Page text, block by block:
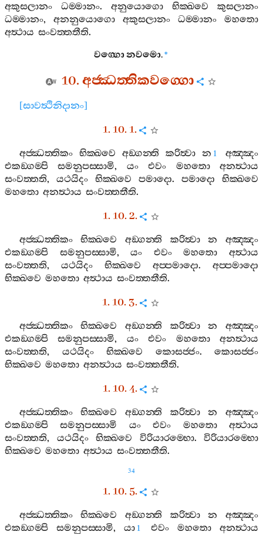
අකුසලානං
ධම‍්මානං. අනුයොගො භික‍්ඛවෙ
කුසලානං
ධම‍්මානං, අනනුයොගො අකුසලානං ධම‍්මානං
මහතො
අත්‍ථාය සංවත‍්තතීති.
වග‍්ගොනවමො.*
10.අජ‍්ඣත‍්තිකවග‍්ගො
[සාවත්‍ථිනිදානං]
1. 10. 1.
අජ‍්ඣත‍්තිකං භික‍්ඛවෙ අඞ‍්ගන‍්ති කරිත්‍වා න 1
අඤ‍්ඤං
එකඞ‍්ගම‍්පි
සමනුපස‍්සාමි, යං එවං මහතො
අනත්‍ථාය
සංවත‍්තති, යථයිදං භික‍්ඛවෙ පමාදො. පමාදො
භික‍්ඛවෙ
මහතො අනත්‍ථාය සංවත‍්තතීති.
1. 10. 2.
අජ‍්ඣත‍්තිකං භික‍්ඛවෙ අඞ‍්ගන‍්ති කරිත්‍වා න
අඤ‍්ඤං
එකඞ‍්ගම‍්පි
සමනුපස‍්සාමි,යං එවං මහතො
අත්‍ථාය
සංවත‍්තති, යථයිදං භික‍්ඛවෙ අප‍්පමාදො. අප‍්පමාදො
භික‍්ඛවෙ මහතො අත්‍ථාය සංවත‍්තතීති.
1. 10. 3.
අජ‍්ඣත‍්තිකං භික‍්ඛවෙ අඞ‍්ගන‍්ති කරිත්‍වා න
අඤ‍්ඤං
එකඞ‍්ගම‍්පි
සමනුපස‍්සාමි, යං එවං මහතො
අනත්‍ථාය
සංවත‍්තති, යථයිදං භික‍්ඛවෙ කොසජ‍්ජං. කොසජ‍්ජං
භික‍්ඛවෙ මහතො අනත්‍ථාය සංවත‍්තතීති.
1. 10. 4.
අජ‍්ඣත‍්තිකං භික‍්ඛවෙ අඞ‍්ගන‍්ති කරිත්‍වා න
අඤ‍්ඤං
එකඞ‍්ගම‍්පි
සමනුපස‍්සාමි යං එවං මහතො
අත්‍ථාය
සංවත‍්තති, යථයිදං භික‍්ඛවෙ විරියාරම‍්භො. විරියාරම‍්භො
භික‍්ඛවෙ මහතො අත්‍ථාය සංවත‍්තතීති.
34
1. 10. 5.
අජ‍්ඣත‍්තිකං භික‍්ඛවෙ අඞ‍්ගන‍්ති කරිත්‍වා න
අඤ‍්ඤං
එකඞ‍්ගම‍්පි
සමනුපස‍්සාමි, යා 1 එවං මහතො
අනත්‍ථාය